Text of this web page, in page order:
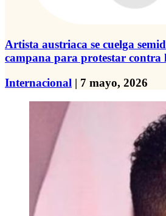
Artista austriaca se cuelga
campana para protestar contra
Internacional | 7 mayo, 2026